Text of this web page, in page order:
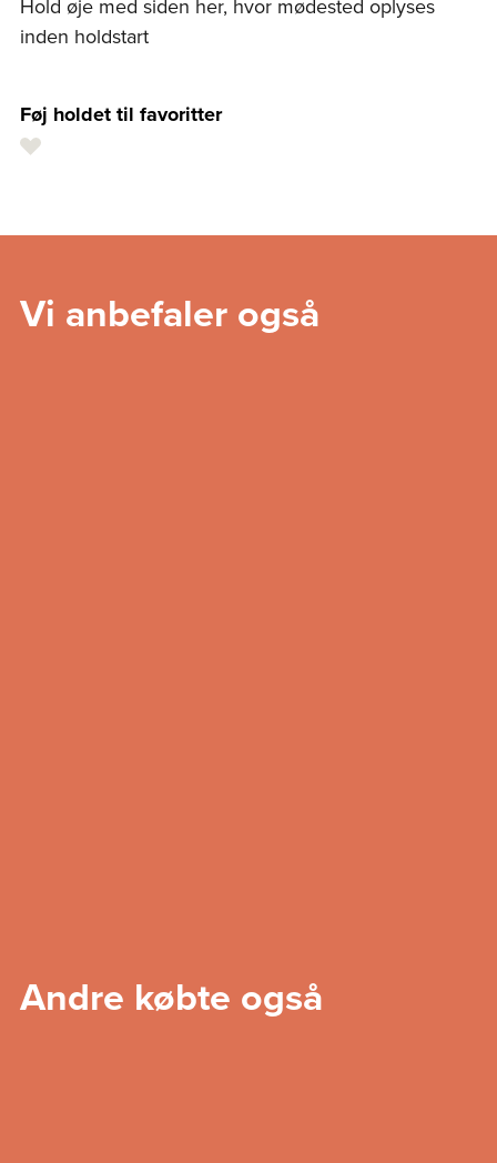
Hold øje med siden her, hvor mødested oplyses
inden holdstart
Føj holdet til favoritter
Vi anbefaler også
Andre købte også